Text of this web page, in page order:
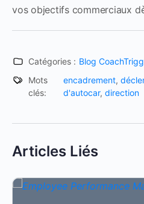
vos objectifs commerciaux
Catégories : Blog
Mots
clés:
encadrement,
d'autocar, direction
Articles Liés